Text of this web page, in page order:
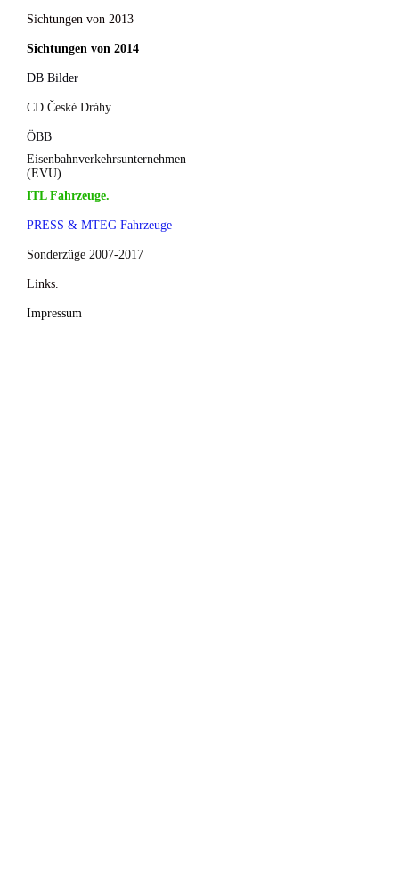
Sichtungen von 2013
Sichtungen von 2014
DB Bilder
CD České Dráhy
ÖBB
Eisenbahnverkehrsunternehmen
(EVU)
ITL Fahrzeuge.
PRESS & MTEG Fahrzeuge
Sonderzüge 2007-2017
Links.
Impressum